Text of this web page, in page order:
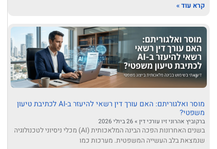
קרא עוד »
מוסר ואלגוריתם: האם עורך דין רשאי להיעזר ב-AI לכתיבת טיעון
משפטי?
ברקוביץ אהרוני זיו עורכי דין
בשנים האחרונות הפכה הבינה המלאכותית (AI) מכלי ניסיוני לטכנולוגיה
שנמצאת בלב העשייה המשפטית. מערכות כמו